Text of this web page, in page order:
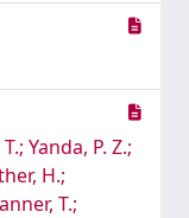
Yanda, P. Z.;
H.;
T.;